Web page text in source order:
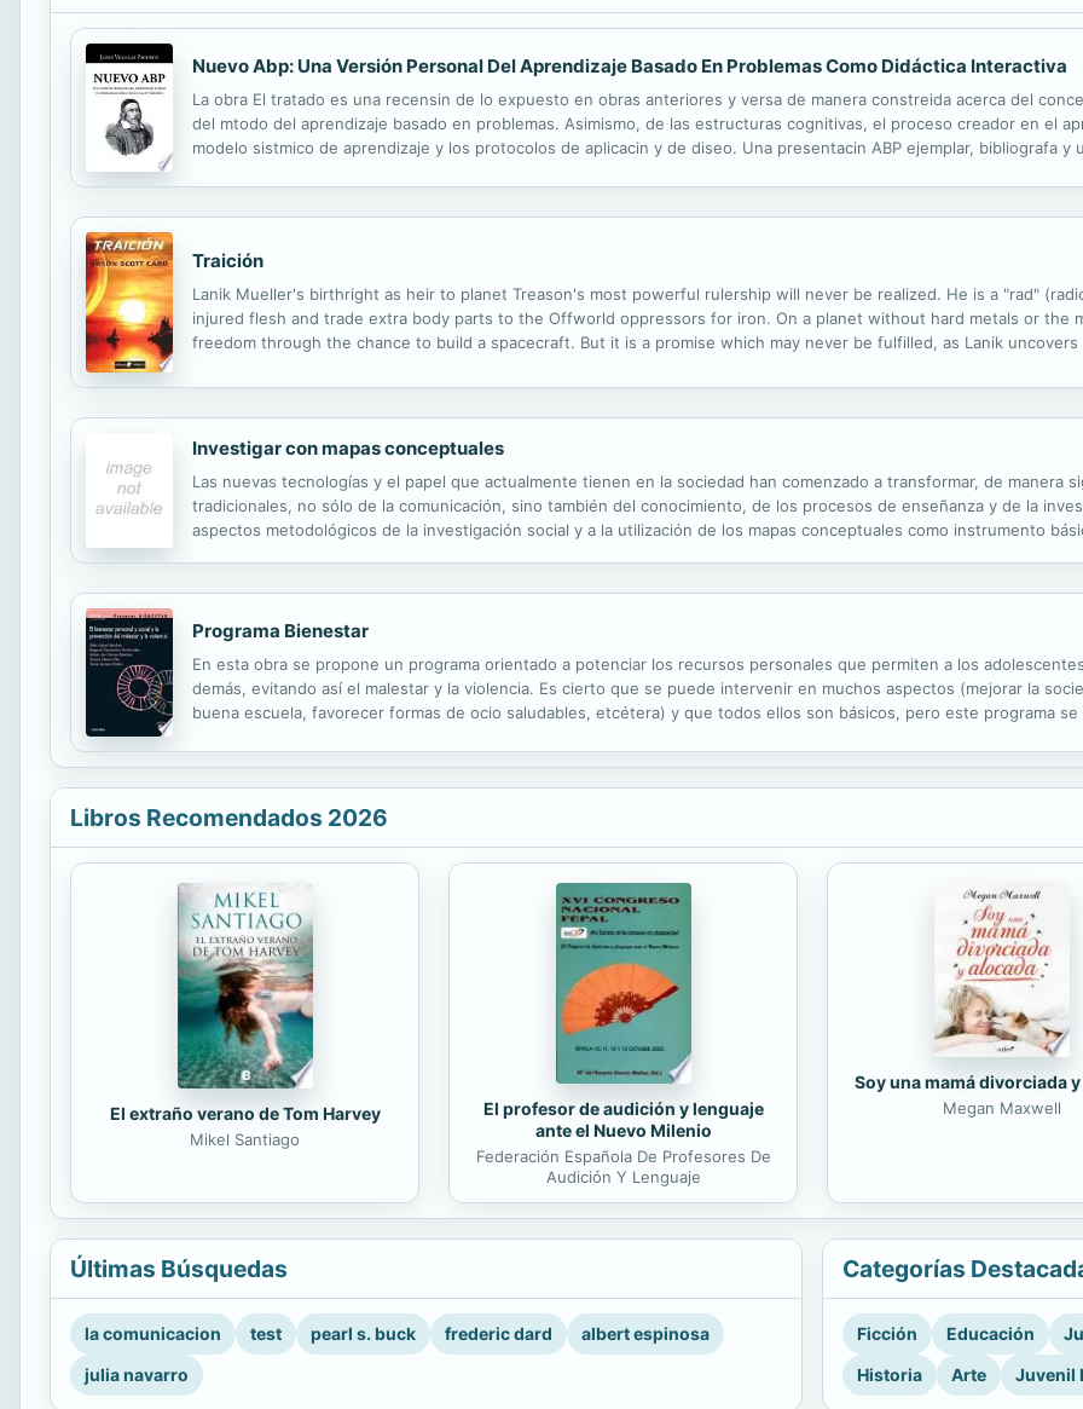
Nuevo Abp: Una Versión Personal Del Aprendizaje Basado En Problemas Como Didáctica Interactiva
La obra El tratado es una recensin de lo expuesto en obras anteriores y versa de manera constreida acerca del
del mtodo del aprendizaje basado en problemas. Asimismo, de las estructuras cognitivas, el proceso creador en el
modelo sistmico de aprendizaje y los protocolos de aplicacin y de diseo. Una presentacin ABP ejemplar, bibliografa
Traición
Lanik Mueller's birthright as heir to planet Treason's most powerful rulership will never be realized. He is a "rad"
injured flesh and trade extra body parts to the Offworld oppressors for iron. On a planet without hard metals or the
freedom through the chance to build a spacecraft. But it is a promise which may never be fulfilled, as Lanik
Investigar con mapas conceptuales
Las nuevas tecnologías y el papel que actualmente tienen en la sociedad han comenzado a transformar, de manera
tradicionales, no sólo de la comunicación, sino también del conocimiento, de los procesos de enseñanza y de la
aspectos metodológicos de la investigación social y a la utilización de los mapas conceptuales como instrumento
Programa Bienestar
En esta obra se propone un programa orientado a potenciar los recursos personales que permiten a los
demás, evitando así el malestar y la violencia. Es cierto que se puede intervenir en muchos aspectos (mejorar la
buena escuela, favorecer formas de ocio saludables, etcétera) y que todos ellos son básicos, pero este programa
Libros Recomendados 2026
El extraño verano de Tom Harvey
Mikel Santiago
El profesor de audición y lenguaje
ante el Nuevo Milenio
Federación Española De Profesores De
Audición Y Lenguaje
Soy una mamá divorciada
Megan Maxwell
Últimas Búsquedas
la comunicacion test pearl s. buck frederic dard
albert espinosa
julia navarro
Categorías
Ficción Educación
Historia
Arte Juvenil